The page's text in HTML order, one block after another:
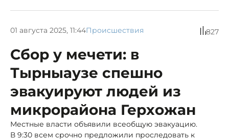
01 августа 2025, 11:44Происшествия 827
Сбор у мечети: в
Тырныаузе спешно
эвакуируют людей из
микрорайона Герхожан
Местные власти объявили всеобщую эвакуацию.
В 9:30 всем срочно предложили проследовать к